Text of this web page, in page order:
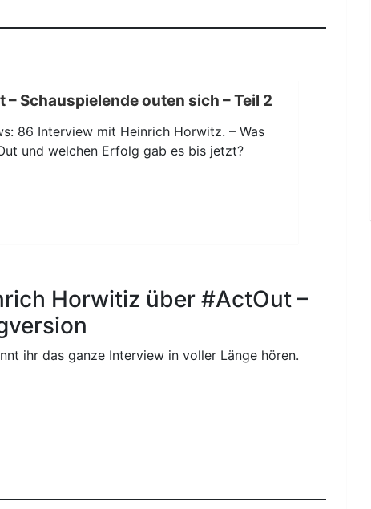
– Schauspielende outen sich – Teil 2
86 Interview mit Heinrich Horwitz. – Was
und welchen Erfolg gab es bis jetzt?
Horwitiz über #ActOut –
ihr das ganze Interview in voller Länge hören.